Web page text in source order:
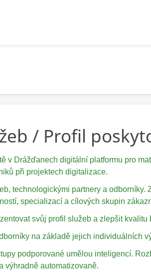
/ Profil
v Drážďanech digitální platformu pro
při projektech digitalizace.
technologickými partnery a odborníky.
specializací a cílových skupin
svůj profil služeb a zlepšit
na základě jejich individuálních
podporované umělou inteligencí.
výhradně automatizovaně.